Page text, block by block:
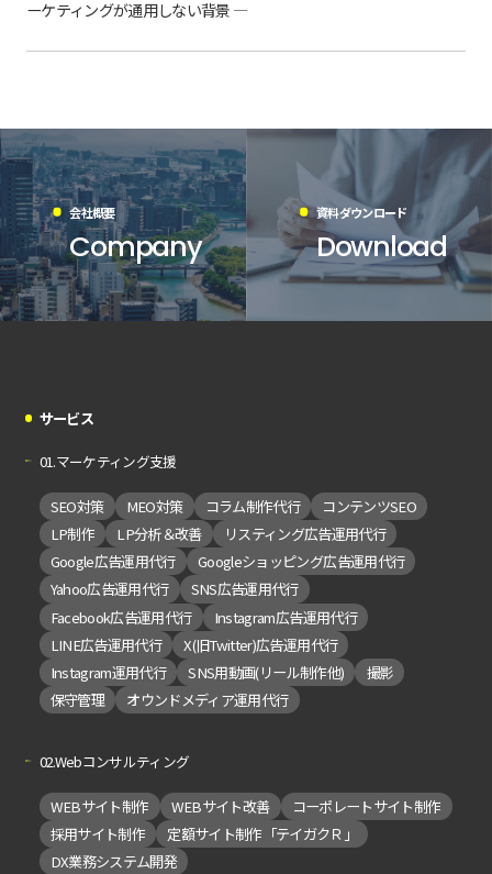
ーケティングが通用しない背景 ―
会社概要
Company
資料ダウンロード
Download
サービス
01.マーケティング支援
SEO対策 MEO対策 コラム制作代行
コンテンツSEO
LP制作
LP分析＆改善
リスティング広告運用代行
Google広告運用代行
Googleショッピング広告運用代行
Yahoo広告運用代行
SNS広告運用代行
Facebook広告運用代行
Instagram広告運用代行
LINE広告運用代行
X(旧Twitter)広告運用代行
Instagram運用代行
SNS用動画(リール制作他)
撮影
保守管理
オウンドメディア運用代行
02.Webコンサルティング
WEBサイト制作 WEBサイト改善
コーポレートサイト制作
採用サイト制作
定額サイト制作「テイガクＲ」
DX業務システム開発